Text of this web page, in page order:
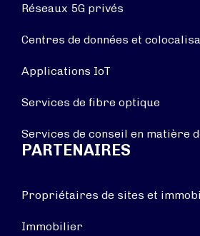
Réseaux 5G privés
Centres de données et
Applications IoT
Services de fibre optique
Services de conseil en matière
PARTENAIRES
Propriétaires de sites et
Immobilier